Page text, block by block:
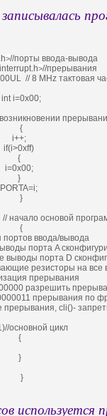
>//порты ввода-вывода
>//прерывания
// 8 MHz тактовая
int i=0x00;
{
i++;
if(i>0xff)
{
i=0x00;
}
PORTA=i;
}
основой
{
портов ввода/вывода
порта A
порта D
резисторы на
прерывания
разрешить
прерывания по
прерывания, cli()-
основной цикл
{
}
}
используется